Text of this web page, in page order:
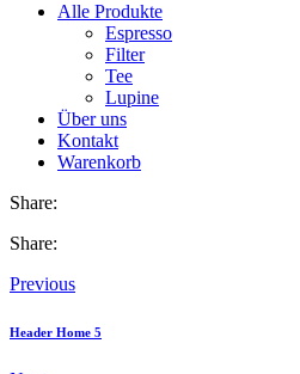
Alle Produkte
Espresso
Filter
Tee
Lupine
Über uns
Kontakt
Warenkorb
Share:
Share:
Beitragsnavigation
Previous
Header Home 5